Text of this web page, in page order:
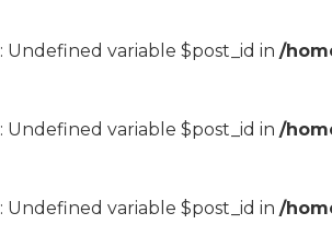
: Undefined variable $post_id in/
: Undefined variable $post_id in/
: Undefined variable $post_id in/